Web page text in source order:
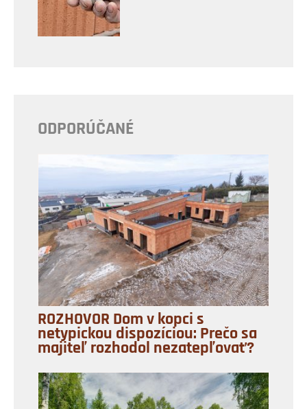
ODPORÚČANÉ
ROZHOVOR Dom v kopci s
netypickou dispozíciou: Prečo sa
majiteľ rozhodol nezatepľovať?